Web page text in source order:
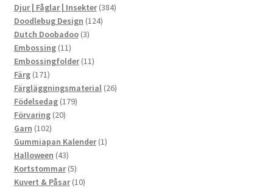
produkter
Djur | Fåglar | Insekter 384384
Doodlebug Design 124124
Dutch Doobadoo 33
Embossing 1111
produkter
Embossingfolder 1111
Färg 171171
produkter
Färgläggningsmaterial 2626
Födelsedag 179179
Förvaring 2020
Garn 102102
produkter
Gummiapan Kalender 11
Halloween 4343
produkter
Kortstommar 55
produkter
Kuvert & Påsar 1010